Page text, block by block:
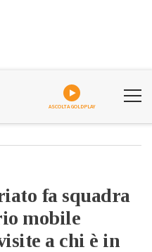
ASCOLTA GOLDPLAY
fa squadra
mobile
a chi è in